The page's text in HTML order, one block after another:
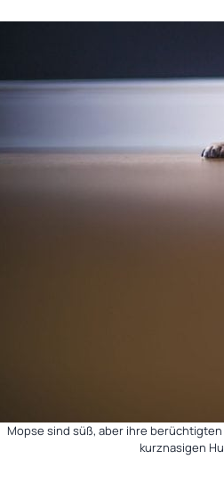
Mopse sind süß, aber ihre
kurznasigen